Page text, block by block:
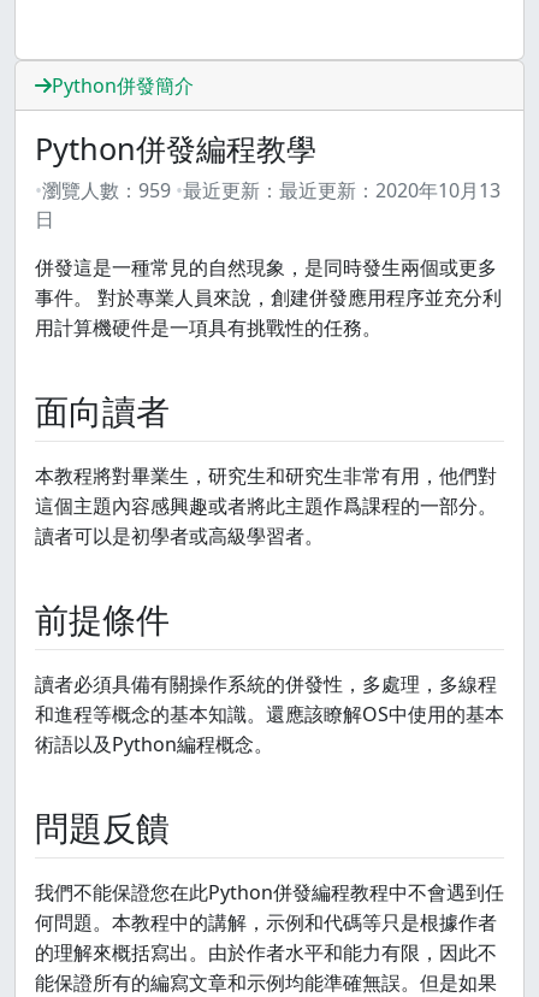
Python併發簡介
Python併發編程教學
瀏覽人數： 959 最近更新： 最近更新： 2020年10月13
日
併發這是一種常見的自然現象，是同時發生兩個或更多
事件。 對於專業人員來說，創建併發應用程序並充分利
用計算機硬件是一項具有挑戰性的任務。
面向讀者
本教程將對畢業生，研究生和研究生非常有用，他們對
這個主題內容感興趣或者將此主題作爲課程的一部分。
讀者可以是初學者或高級學習者。
前提條件
讀者必須具備有關操作系統的併發性，多處理，多線程
和進程等概念的基本知識。還應該瞭解OS中使用的基本
術語以及Python編程概念。
問題反饋
我們不能保證您在此Python併發編程教程中不會遇到任
何問題。本教程中的講解，示例和代碼等只是根據作者
的理解來概括寫出。由於作者水平和能力有限，因此不
能保證所有的編寫文章和示例均能準確無誤。但是如果